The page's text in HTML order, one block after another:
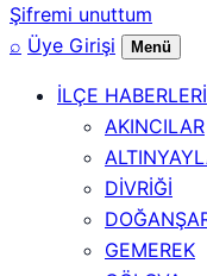
numarası
Şifremi unuttum
⌕ Üye Girişi Menü
İLÇE HABERLERİ
AKINCILAR
DİVRİĞİ
GEMEREK